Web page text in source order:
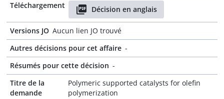
Téléchargement
Décision en anglais
Versions JO Aucun lien JO trouvé
Autres décisions pour cet affaire -
Résumés pour cette décision -
Titre de la
demande
Polymeric supported catalysts for olefin
polymerization